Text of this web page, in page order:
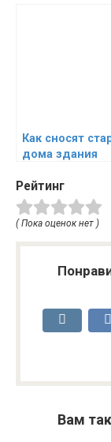
Как сносят
дома здания
сооружения
Рейтинг
( Пока оценок нет )
Вам